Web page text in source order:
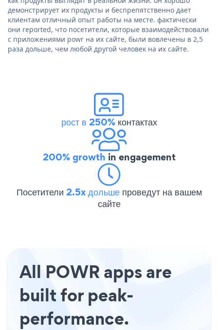
демонстрирует их продукты и беспрепятственно дает
клиентам отличный опыт работы на месте. фактически
они reported, что посетители, которые взаимодействовали
с приложениями powr на их сайте, были вовлечены в 2,5
раза дольше, чем любой другой человек на их сайте.
рост в 250%контактах
200% growth in engagement
Посетители 2.5x дольше проведут на вашем
сайте
All POWR apps are
built for peak-
performance.